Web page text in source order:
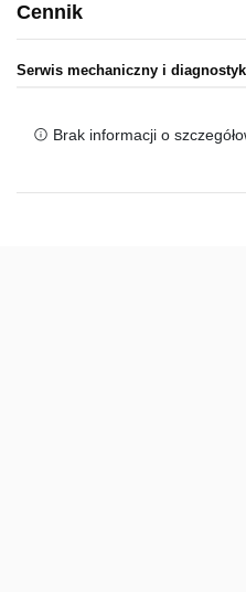
Cennik
Serwis mechaniczny i
Brak informacji o